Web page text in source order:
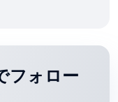
フォロー